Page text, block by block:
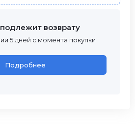
возврату
5 дней с момента покупки
Подробнее